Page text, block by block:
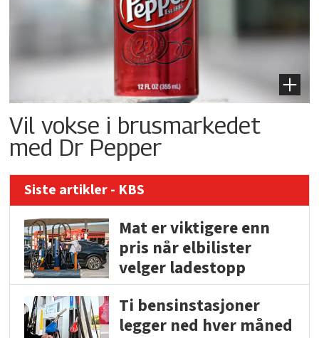
Vil vokse i brusmarkedet
med Dr Pepper
Siste artikler - KBS
Mat er viktigere enn
pris når elbilister
velger ladestopp
Ti bensinstasjoner
legger ned hver måned